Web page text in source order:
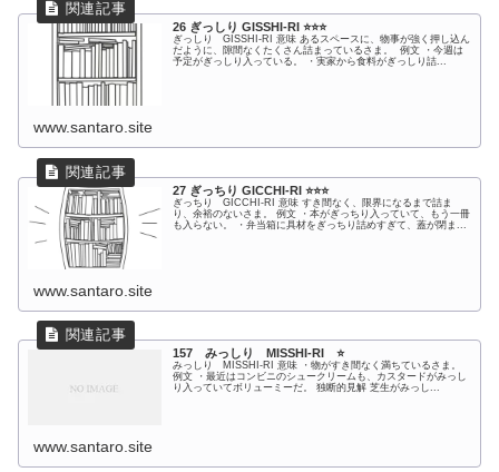
26 ぎっしり GISSHI-RI ⭐️⭐️⭐️
ぎっしり GISSHI-RI 意味 あるスペースに、物事が強く押し込ん
だように、隙間なくたくさん詰まっているさま。 例文 ・今週は
予定がぎっしり入っている。 ・実家から食料がぎっしり詰...
www.santaro.site
27 ぎっちり GICCHI-RI ⭐️⭐️⭐️
ぎっちり GICCHI-RI 意味 すき間なく、限界になるまで詰ま
り、余裕のないさま。 例文 ・本がぎっちり入っていて、もう一冊
も入らない。 ・弁当箱に具材をぎっちり詰めすぎて、蓋が閉ま...
www.santaro.site
157 みっしり MISSHI-RI ⭐️
みっしり MISSHI-RI 意味 ・物がすき間なく満ちているさま。
例文 ・最近はコンビニのシュークリームも、カスタードがみっし
り入っていてボリューミーだ。 独断的見解 芝生がみっし...
www.santaro.site